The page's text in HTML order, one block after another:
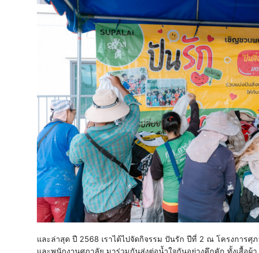
และล่าสุด ปี 2568 เราได้ไปจัดกิจรรม ปันรัก ปีที่ 2 ณ โครงการ
และพนักงานศุภาลัย มาร่วมกันส่งต่อน้ำใจกันอย่างคึกคัก ทั้งเสื้อผ้า